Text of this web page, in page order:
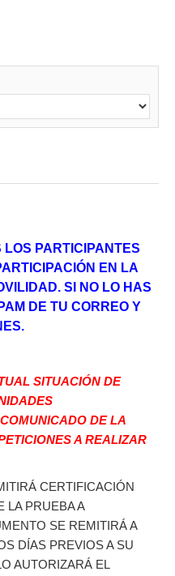
LOS PARTICIPANTES
EN LA
SI NO LO HAS
DE TU CORREO Y
SITUACIÓN DE
DE LA
A REALIZAR
CERTIFICACIÓN
LA PRUEBA A
SE REMITIRÁ A
DÍAS PREVIOS A SU
AUTORIZARÁ EL